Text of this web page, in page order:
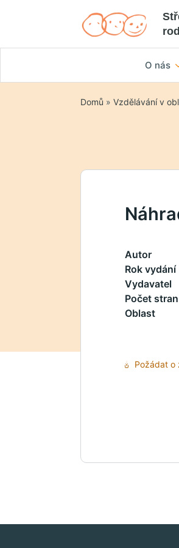
O nás
Domů » Vzdělávání v
Autor
Rok vydání
Vydavatel
Počet stran
Oblast
Požádat o